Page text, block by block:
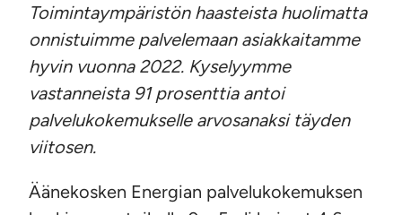
Toimintaympäristön haasteista huolimatta
onnistuimme palvelemaan asiakkaitamme
hyvin vuonna 2022. Kyselyymme
vastanneista 91 prosenttia antoi
palvelukokemukselle arvosanaksi täyden
viitosen.
Äänekosken Energian palvelukokemuksen